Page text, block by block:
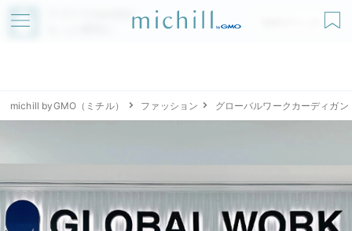
アプリでmichillが
無料ダウンロード
michill byGMO（ミチル） ファッション グローバルワークカーディガン